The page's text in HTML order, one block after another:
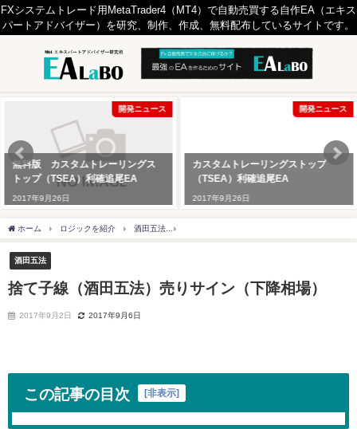
FXシステムトレード用MetaTrader4（MT4）で自動売買する自作EA（エキス
パートアドバイザー）を研究、制作、作成、無料配布しているサイトです。
ムトレーリングス
）利確追尾EA
カスタムトレーリングストップ
（TSEA）利確追尾EA
無料版 カ
ホーム ロジックを紹介 酒田五法
酒田五法
捨て子線（酒田五法）売りサイン（下降相場）
2017年9月2日 2017年9月6日
この記事の目次 [非表示]